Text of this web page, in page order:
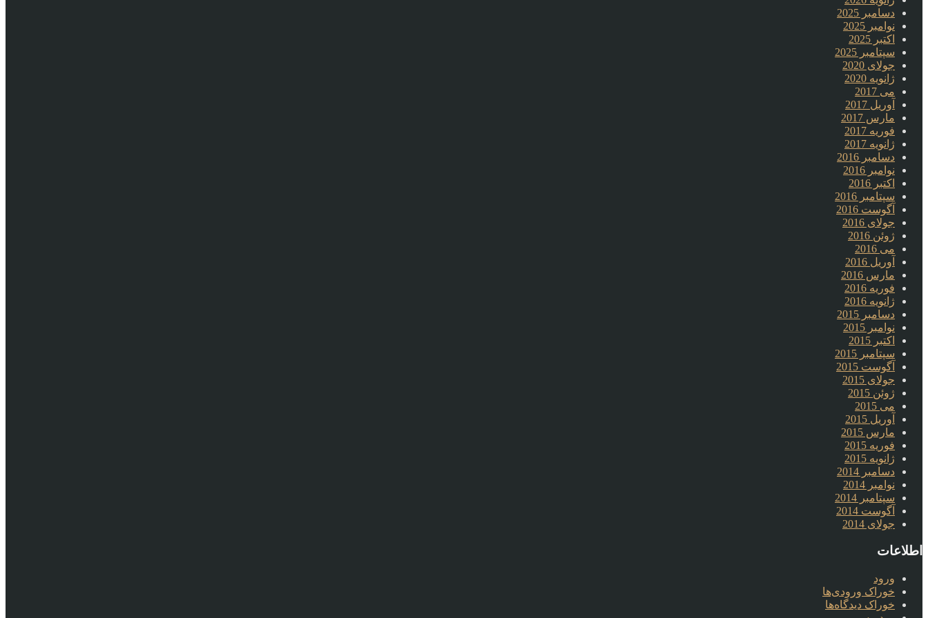
دسامبر 2025
نوامبر 2025
اکتبر 2025
سپتامبر 2025
جولای 2020
ژانویه 2020
می 2017
آوریل 2017
مارس 2017
فوریه 2017
ژانویه 2017
دسامبر 2016
نوامبر 2016
اکتبر 2016
سپتامبر 2016
آگوست 2016
جولای 2016
ژوئن 2016
می 2016
آوریل 2016
مارس 2016
فوریه 2016
ژانویه 2016
دسامبر 2015
نوامبر 2015
اکتبر 2015
سپتامبر 2015
آگوست 2015
جولای 2015
ژوئن 2015
می 2015
آوریل 2015
مارس 2015
فوریه 2015
ژانویه 2015
دسامبر 2014
نوامبر 2014
سپتامبر 2014
آگوست 2014
جولای 2014
اطلاعات
ورود
خوراک ورودی‌ها
خوراک دیدگاه‌ها